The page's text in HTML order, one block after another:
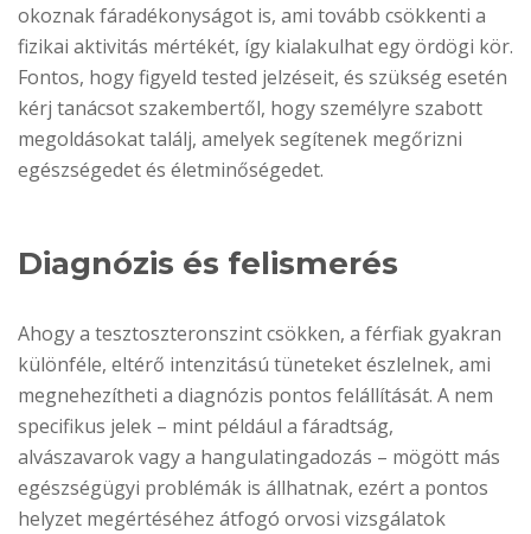
okoznak fáradékonyságot is, ami tovább csökkenti a
fizikai aktivitás mértékét, így kialakulhat egy ördögi kör.
Fontos, hogy figyeld tested jelzéseit, és szükség esetén
kérj tanácsot szakembertől, hogy személyre szabott
megoldásokat találj, amelyek segítenek megőrizni
egészségedet és életminőségedet.
Diagnózis és felismerés
Ahogy a tesztoszteronszint csökken, a férfiak gyakran
különféle, eltérő intenzitású tüneteket észlelnek, ami
megnehezítheti a diagnózis pontos felállítását. A nem
specifikus jelek – mint például a fáradtság,
alvászavarok vagy a hangulatingadozás – mögött más
egészségügyi problémák is állhatnak, ezért a pontos
helyzet megértéséhez átfogó orvosi vizsgálatok